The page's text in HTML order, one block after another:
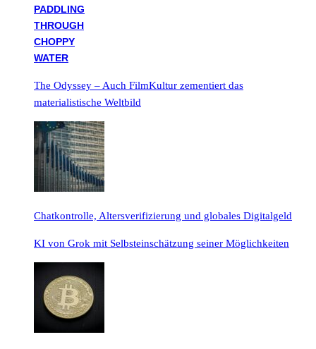
The Odyssey – Auch FilmKultur zementiert das
materialistische Weltbild
Chatkontrolle, Altersverifizierung und globales Digitalgeld
KI von Grok mit Selbsteinschätzung seiner Möglichkeiten